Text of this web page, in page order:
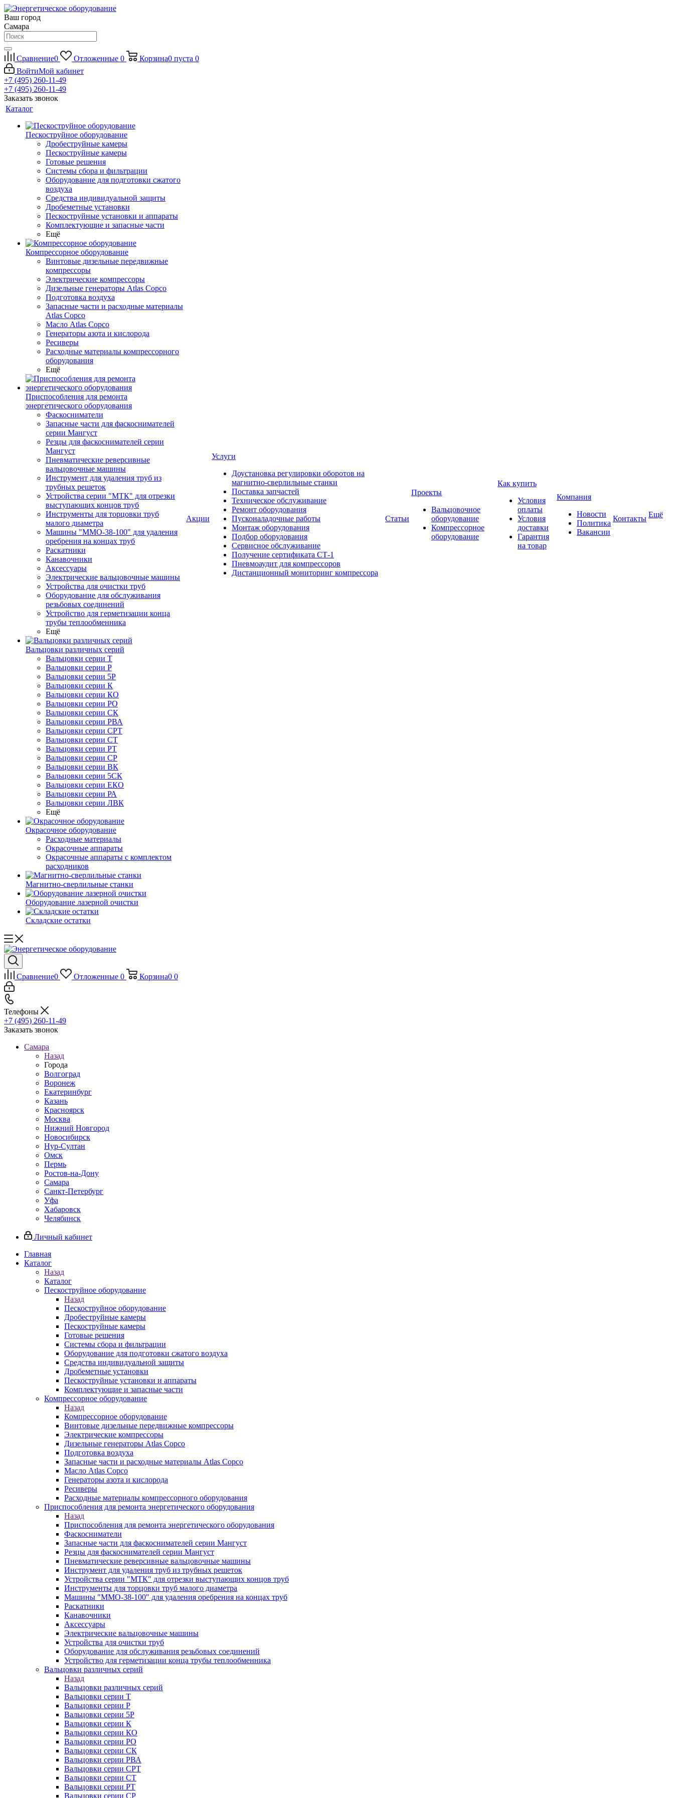
Ваш город
Самара
Сравнение0 Отложенные 0 Корзина0 пуста 0
ВойтиМой кабинет
+7 (495) 260-11-49
+7 (495) 260-11-49
Заказать звонок
Каталог
Пескоструйное оборудование
Дробеструйные камеры
Пескоструйные камеры
Готовые решения
Системы сбора и фильтрации
Оборудование для подготовки сжатого
воздуха
Средства индивидуальной защиты
Дробеметные установки
Пескоструйные установки и аппараты
Комплектующие и запасные части
Ещё
Компрессорное оборудование
Винтовые дизельные передвижные
компрессоры
Электрические компрессоры
Дизельные генераторы Atlas Copco
Подготовка воздуха
Запасные части и расходные материалы
Atlas Copco
Масло Atlas Copco
Генераторы азота и кислорода
Ресиверы
Расходные материалы компрессорного
оборудования
Ещё
Приспособления для ремонта
энергетического оборудования
Фаскосниматели
Запасные части для фаскоснимателей
серии Мангуст
Резцы для фаскоснимателей серии
Мангуст
Пневматические реверсивные
вальцовочные машины
Инструмент для удаления труб из
трубных решеток
Устройства серии "МТК" для отрезки
выступающих концов труб
Инструменты для торцовки труб
малого диаметра
Машины "ММО-38-100" для удаления
оребрения на концах труб
Раскатники
Канавочники
Аксессуары
Электрические вальцовочные машины
Устройства для очистки труб
Оборудование для обслуживания
резьбовых соединений
Устройство для герметизации конца
трубы теплообменника
Ещё
Вальцовки различных серий
Вальцовки серии Т
Вальцовки серии Р
Вальцовки серии 5Р
Вальцовки серии К
Вальцовки серии КО
Вальцовки серии РО
Вальцовки серии СК
Вальцовки серии РВА
Вальцовки серии СРТ
Вальцовки серии СТ
Вальцовки серии РТ
Вальцовки серии СР
Вальцовки серии ВК
Вальцовки серии 5СК
Вальцовки серии ЕКО
Вальцовки серии РА
Вальцовки серии ЛВК
Ещё
Окрасочное оборудование
Расходные материалы
Окрасочные аппараты
Окрасочные аппараты с комплектом
расходников
Магнитно-сверлильные станки
Оборудование лазерной очистки
Складские остатки
Акции
Услуги
Доустановка регулировки оборотов на
магнитно-сверлильные станки
Поставка запчастей
Техническое обслуживание
Ремонт оборудования
Пусконаладочные работы
Монтаж оборудования
Подбор оборудования
Сервисное обслуживание
Получение сертификата СТ-1
Пневмоаудит для компрессоров
Дистанционный мониторинг компрессора
Статьи
Проекты
Вальцовочное
оборудование
Компрессорное
оборудование
Как купить
Условия
оплаты
Условия
доставки
Гарантия
на товар
Компания
Новости
Политика
Вакансии
Контакты Ещё
Сравнение0 Отложенные 0 Корзина0 0
Телефоны
+7 (495) 260-11-49
Заказать звонок
Самара
Назад
Города
Волгоград
Воронеж
Екатеринбург
Казань
Красноярск
Москва
Нижний Новгород
Новосибирск
Нур-Султан
Омск
Пермь
Ростов-на-Дону
Самара
Санкт-Петербург
Уфа
Хабаровск
Челябинск
Личный кабинет
Главная
Каталог
Назад
Каталог
Пескоструйное оборудование
Назад
Пескоструйное оборудование
Дробеструйные камеры
Пескоструйные камеры
Готовые решения
Системы сбора и фильтрации
Оборудование для подготовки сжатого воздуха
Средства индивидуальной защиты
Дробеметные установки
Пескоструйные установки и аппараты
Комплектующие и запасные части
Компрессорное оборудование
Назад
Компрессорное оборудование
Винтовые дизельные передвижные компрессоры
Электрические компрессоры
Дизельные генераторы Atlas Copco
Подготовка воздуха
Запасные части и расходные материалы Atlas Copco
Масло Atlas Copco
Генераторы азота и кислорода
Ресиверы
Расходные материалы компрессорного оборудования
Приспособления для ремонта энергетического оборудования
Назад
Приспособления для ремонта энергетического оборудования
Фаскосниматели
Запасные части для фаскоснимателей серии Мангуст
Резцы для фаскоснимателей серии Мангуст
Пневматические реверсивные вальцовочные машины
Инструмент для удаления труб из трубных решеток
Устройства серии "МТК" для отрезки выступающих концов труб
Инструменты для торцовки труб малого диаметра
Машины "ММО-38-100" для удаления оребрения на концах труб
Раскатники
Канавочники
Аксессуары
Электрические вальцовочные машины
Устройства для очистки труб
Оборудование для обслуживания резьбовых соединений
Устройство для герметизации конца трубы теплообменника
Вальцовки различных серий
Назад
Вальцовки различных серий
Вальцовки серии Т
Вальцовки серии Р
Вальцовки серии 5Р
Вальцовки серии К
Вальцовки серии КО
Вальцовки серии РО
Вальцовки серии СК
Вальцовки серии РВА
Вальцовки серии СРТ
Вальцовки серии СТ
Вальцовки серии РТ
Вальцовки серии СР